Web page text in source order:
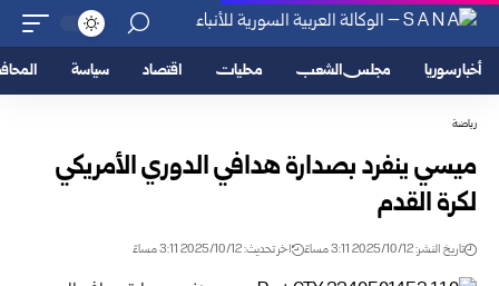
أخبار سوريا مجلس الشعب محليات اقتصاد سياسة
رياضة
ميسي ينفرد بصدارة هدافي الدوري الأمريكي
لكرة القدم
تاريخ النشر: 2025/10/12 3:11 مساءً اخر تحديث: 2025/10/12 3:11 مساءً